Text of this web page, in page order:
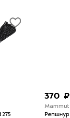
275
370 ₽
Mammut